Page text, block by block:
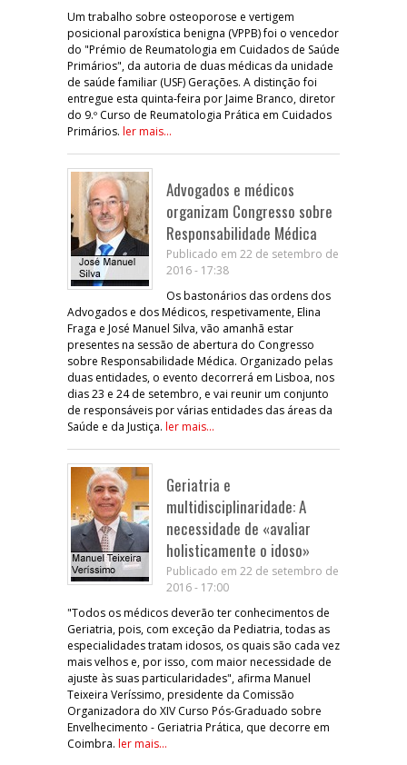
Um trabalho sobre osteoporose e vertigem
posicional paroxística benigna (VPPB) foi o vencedor
do "Prémio de Reumatologia em Cuidados de Saúde
Primários", da autoria de duas médicas da unidade
de saúde familiar (USF) Gerações. A distinção foi
entregue esta quinta-feira por Jaime Branco, diretor
do 9.º Curso de Reumatologia Prática em Cuidados
Primários. ler mais...
Advogados e médicos
organizam Congresso sobre
Responsabilidade Médica
Publicado em 22 de setembro de
2016 - 17:38
Os bastonários das ordens dos
Advogados e dos Médicos, respetivamente, Elina
Fraga e José Manuel Silva, vão amanhã estar
presentes na sessão de abertura do Congresso
sobre Responsabilidade Médica. Organizado pelas
duas entidades, o evento decorrerá em Lisboa, nos
dias 23 e 24 de setembro, e vai reunir um conjunto
de responsáveis por várias entidades das áreas da
Saúde e da Justiça. ler mais...
Geriatria e
multidisciplinaridade: A
necessidade de «avaliar
holisticamente o idoso»
Publicado em 22 de setembro de
2016 - 17:00
"Todos os médicos deverão ter conhecimentos de
Geriatria, pois, com exceção da Pediatria, todas as
especialidades tratam idosos, os quais são cada vez
mais velhos e, por isso, com maior necessidade de
ajuste às suas particularidades", afirma Manuel
Teixeira Veríssimo, presidente da Comissão
Organizadora do XIV Curso Pós-Graduado sobre
Envelhecimento - Geriatria Prática, que decorre em
Coimbra. ler mais...